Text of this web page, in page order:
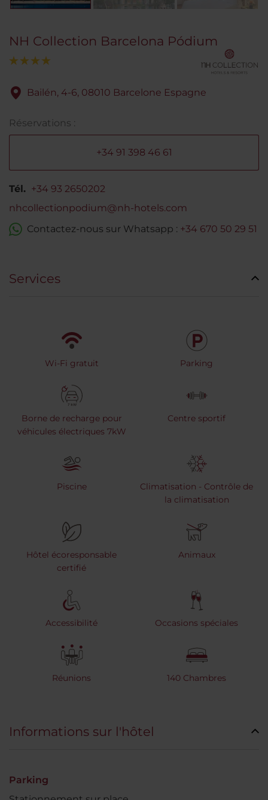
NH Collection Barcelona Pódium
Bailén, 4-6, 08010 Barcelone Espagne
Réservations :
+34 91 398 46 61
Tél. +34 93 2650202
nhcollectionpodium@nh-hotels.com
Contactez-nous sur Whatsapp : +34 670 50 29 51
Services
Wi-Fi gratuit Parking
Borne de recharge pour
véhicules électriques 7kW
Centre sportif
Piscine
Climatisation - Contrôle de
la climatisation
Hôtel écoresponsable
certifié
Animaux
Accessibilité Occasions spéciales
Réunions 140 Chambres
Informations sur l'hôtel
Parking